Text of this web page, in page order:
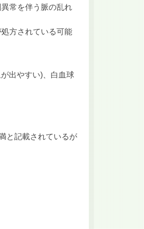
常を伴う脈の乱れ
方されている可能
出やすい)、白血球
と記載されているが